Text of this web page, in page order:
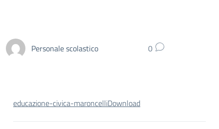
Personale scolastico 0
educazione-civica-maroncelliDownload